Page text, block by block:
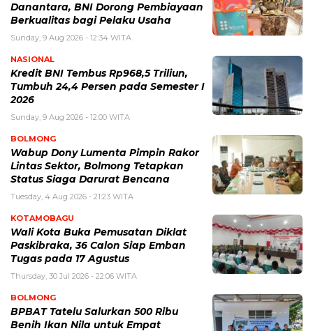
Danantara, BNI Dorong Pembiayaan
Berkualitas bagi Pelaku Usaha
Sunday, 9 Aug 2026 - 12:34 WITA
NASIONAL
Kredit BNI Tembus Rp968,5 Triliun,
Tumbuh 24,4 Persen pada Semester I
2026
Sunday, 9 Aug 2026 - 12:00 WITA
BOLMONG
Wabup Dony Lumenta Pimpin Rakor
Lintas Sektor, Bolmong Tetapkan
Status Siaga Darurat Bencana
Tuesday, 4 Aug 2026 - 21:23 WITA
KOTAMOBAGU
Wali Kota Buka Pemusatan Diklat
Paskibraka, 36 Calon Siap Emban
Tugas pada 17 Agustus
Thursday, 30 Jul 2026 - 22:06 WITA
BOLMONG
BPBAT Tatelu Salurkan 500 Ribu
Benih Ikan Nila untuk Empat